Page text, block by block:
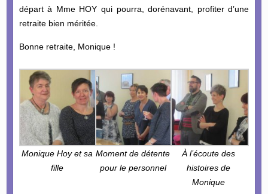
départ à Mme HOY qui pourra, dorénavant, profiter d’une
retraite bien méritée.
Bonne retraite, Monique !
Monique Hoy et sa
fille
Moment de détente
pour le personnel
À l’écoute des
histoires de
Monique